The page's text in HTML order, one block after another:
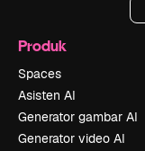
Produk
Spaces
Asisten AI
Generator gambar AI
Generator video AI